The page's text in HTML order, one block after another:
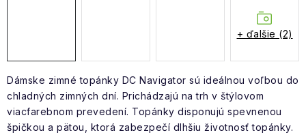
Dámske zimné topánky DC Navigator sú ideálnou voľbou do
chladných zimných dní. Prichádzajú na trh v štýlovom
viacfarebnom prevedení. Topánky disponujú spevnenou
špičkou a pätou, ktorá zabezpečí dlhšiu životnosť topánky.
+ ďalšie (2)